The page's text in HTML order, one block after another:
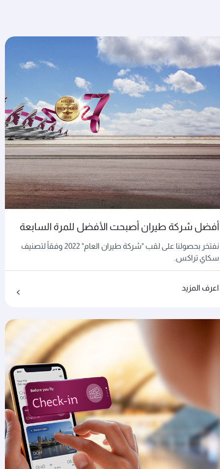
أفضل شركة طيران أصبحت الأفضل للمرة السابعة
نفتخر بحصولنا على لقب "شركة طيران العام" 2022 وفقاً لتصنيف
سكاي تراكس.
اعرف المزيد